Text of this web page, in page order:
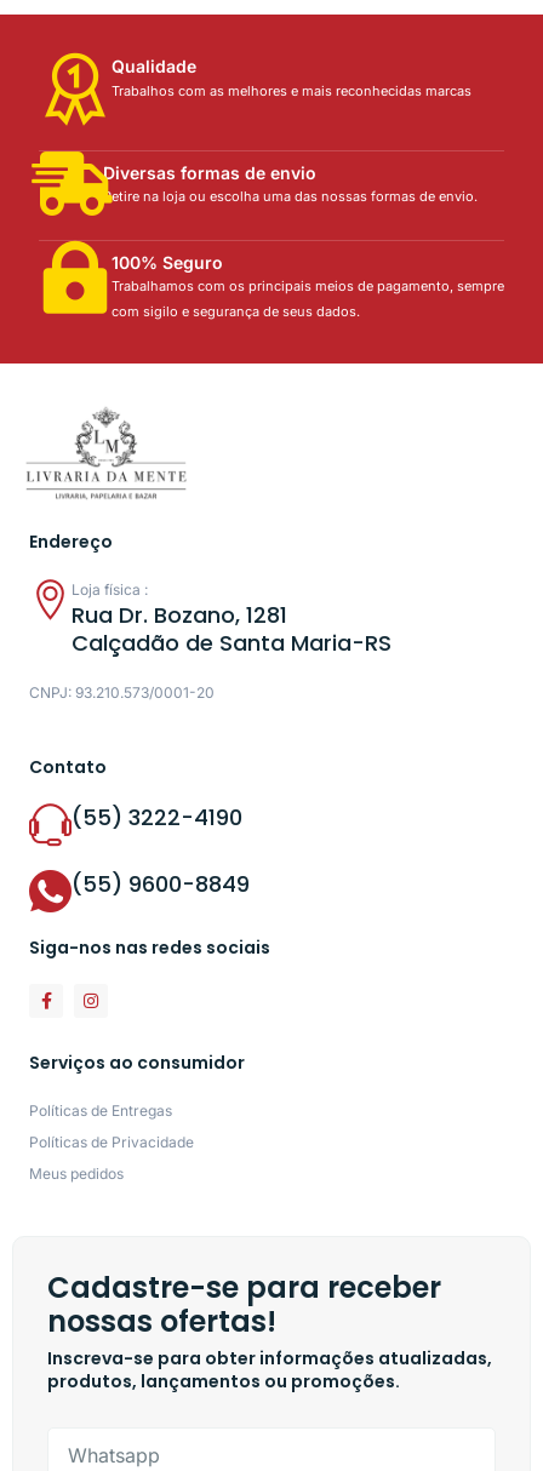
Qualidade
Trabalhos com as melhores e mais reconhecidas marcas
Diversas formas de envio
Retire na loja ou escolha uma das nossas formas de envio.
100% Seguro
Trabalhamos com os principais meios de pagamento, sempre
com sigilo e segurança de seus dados.
Endereço
Loja física :
Rua Dr. Bozano, 1281
Calçadão de Santa Maria-RS
CNPJ: 93.210.573/0001-20
Contato
(55) 3222-4190
(55) 9600-8849
Siga-nos nas redes sociais
Serviços ao consumidor
Políticas de Entregas
Políticas de Privacidade
Meus pedidos
Cadastre-se para receber
nossas ofertas!
Inscreva-se para obter informações atualizadas,
produtos, lançamentos ou promoções.